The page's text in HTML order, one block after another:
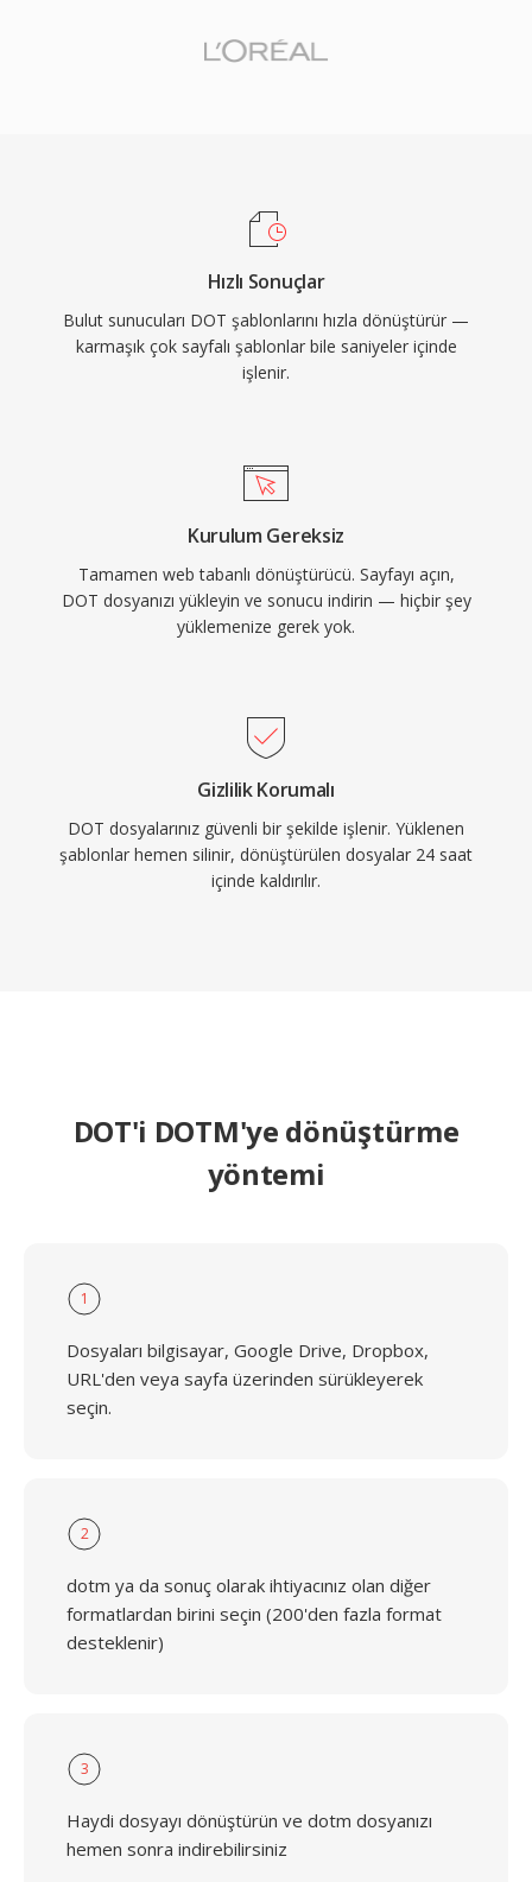
Hızlı Sonuçlar
Bulut sunucuları DOT şablonlarını hızla dönüştürür —
karmaşık çok sayfalı şablonlar bile saniyeler içinde
işlenir.
Kurulum Gereksiz
Tamamen web tabanlı dönüştürücü. Sayfayı açın,
DOT dosyanızı yükleyin ve sonucu indirin — hiçbir şey
yüklemenize gerek yok.
Gizlilik Korumalı
DOT dosyalarınız güvenli bir şekilde işlenir. Yüklenen
şablonlar hemen silinir, dönüştürülen dosyalar 24 saat
içinde kaldırılır.
DOT'i DOTM'ye dönüştürme
yöntemi
1
Dosyaları bilgisayar, Google Drive, Dropbox,
URL'den veya sayfa üzerinden sürükleyerek
seçin.
2
dotm ya da sonuç olarak ihtiyacınız olan diğer
formatlardan birini seçin (200'den fazla format
desteklenir)
3
Haydi dosyayı dönüştürün ve dotm dosyanızı
hemen sonra indirebilirsiniz